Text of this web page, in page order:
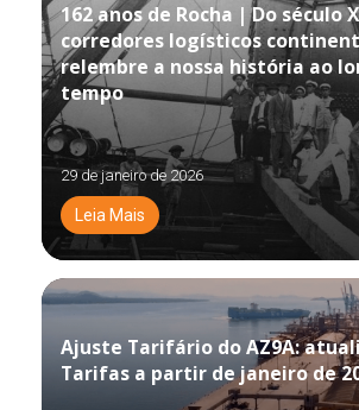
Leia Mais
162 anos de Rocha | Do século
corredores logísticos
relembre a nossa história ao
tempo
29 de janeiro de 2026
Ajuste Tarifário do AZ9A:
Tarifas a partir de janeiro de